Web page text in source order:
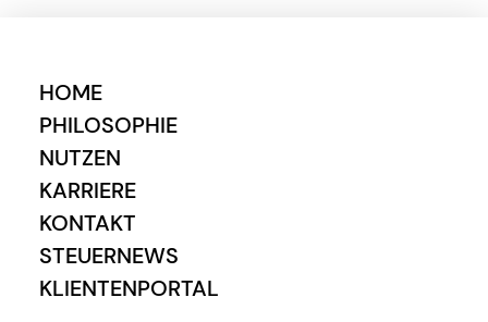
HOME
PHILOSOPHIE
NUTZEN
KARRIERE
KONTAKT
STEUERNEWS
KLIENTENPORTAL